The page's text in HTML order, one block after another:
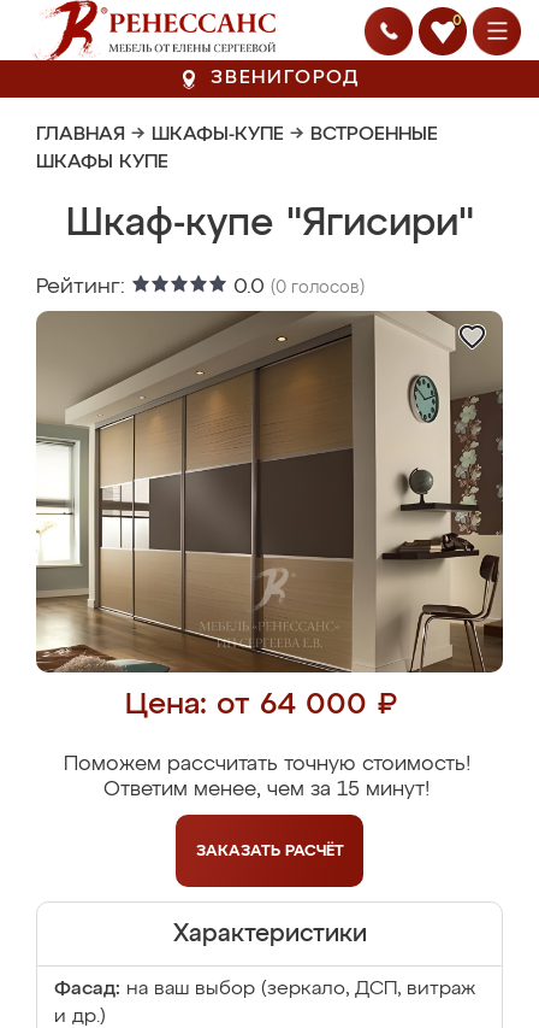
0
ЗВЕНИГОРОД
ГЛАВНАЯ → ШКАФЫ-КУПЕ → ВСТРОЕННЫЕ
ШКАФЫ КУПЕ
Шкаф-купе "Ягисири"
Рейтинг: 0.0 (0 голосов)
Цена: от 64 000 ₽
Поможем рассчитать точную стоимость!
Ответим менее, чем за 15 минут!
ЗАКАЗАТЬ РАСЧЁТ
Характеристики
Фасад: на ваш выбор (зеркало, ДСП, витраж
и др.)